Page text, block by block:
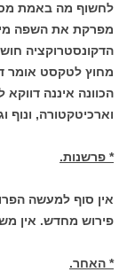
לחשוף מה באמת
מפרקת את השפה
הדקונסטרוקציה
מחוץ לטקסט אומר
הכוונה איננה
וארכיטקטורה,
* פרשנות.
אין סוף למעשה
פירוש מחדש. אין
* האחר.